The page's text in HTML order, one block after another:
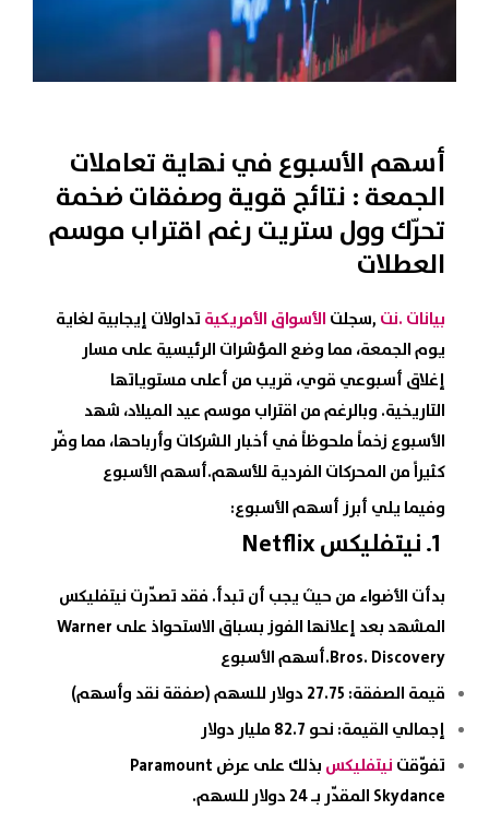
أسهم الأسبوع في نهاية تعاملات
الجمعة : نتائج قوية وصفقات ضخمة
تحرّك وول ستريت رغم اقتراب موسم
العطلات
بيانات .نت ,سجلت الأسواق الأمريكية تداولات إيجابية لغاية
يوم الجمعة، مما وضع المؤشرات الرئيسية على مسار
إغلاق أسبوعي قوي، قريب من أعلى مستوياتها
التاريخية. وبالرغم من اقتراب موسم عيد الميلاد، شهد
الأسبوع زخماً ملحوظاً في أخبار الشركات وأرباحها، مما وفّر
كثيراً من المحركات الفردية للأسهم.أسهم الأسبوع
وفيما يلي أبرز أسهم الأسبوع:
نيتفليكس
بدأت الأضواء من حيث يجب أن تبدأ. فقد تصدّرت نيتفليكس
المشهد بعد إعلانها الفوز بسباق الاستحواذ على Warner
Bros. Discovery.أسهم الأسبوع
قيمة الصفقة: 27.75 دولار للسهم (صفقة نقد وأسهم)
إجمالي القيمة: نحو 82.7 مليار دولار
تفوّقت نيتفليكس
بذلك على عرض Paramount
Skydance المقدّر بـ 24 دولار للسهم.